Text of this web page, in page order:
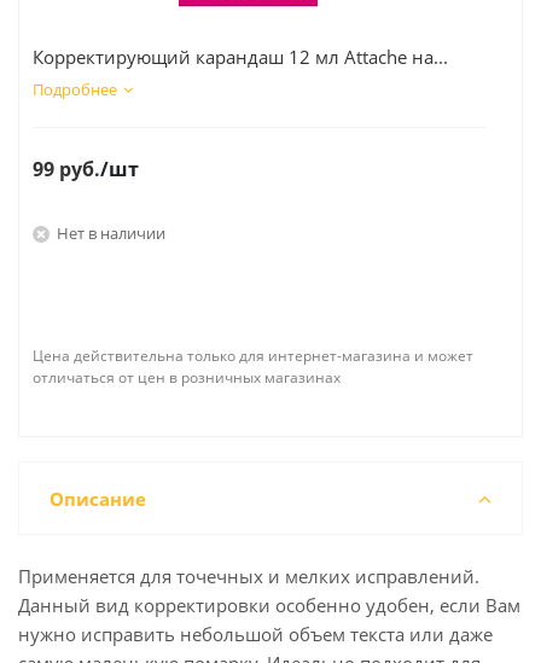
Корректирующий карандаш 12 мл Attache на...
Подробнее
99 руб./шт
Нет в наличии
Цена действительна только для интернет-магазина и может
отличаться от цен в розничных магазинах
Описание
Применяется для точечных и мелких исправлений.
Данный вид корректировки особенно удобен, если Вам
нужно исправить небольшой объем текста или даже